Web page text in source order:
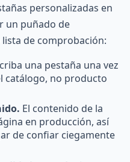
personalizadas en
un puñado de
de comprobación:
una pestaña una vez
catálogo, no producto
El contenido de la
en producción, así
de confiar ciegamente